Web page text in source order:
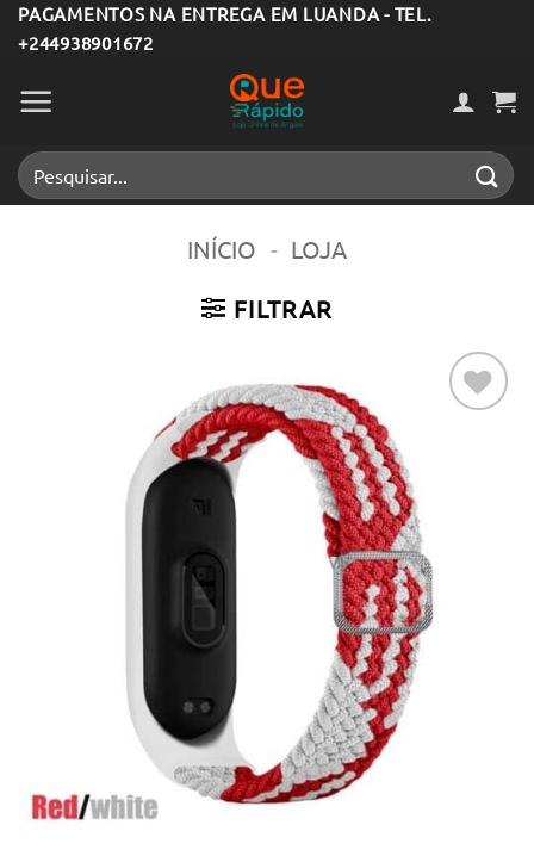
Skip
to
content
PAGAMENTOS NA ENTREGA EM LUANDA - TEL.
+244938901672
Pesquisar
por:
INÍCIO - LOJA
FILTRAR